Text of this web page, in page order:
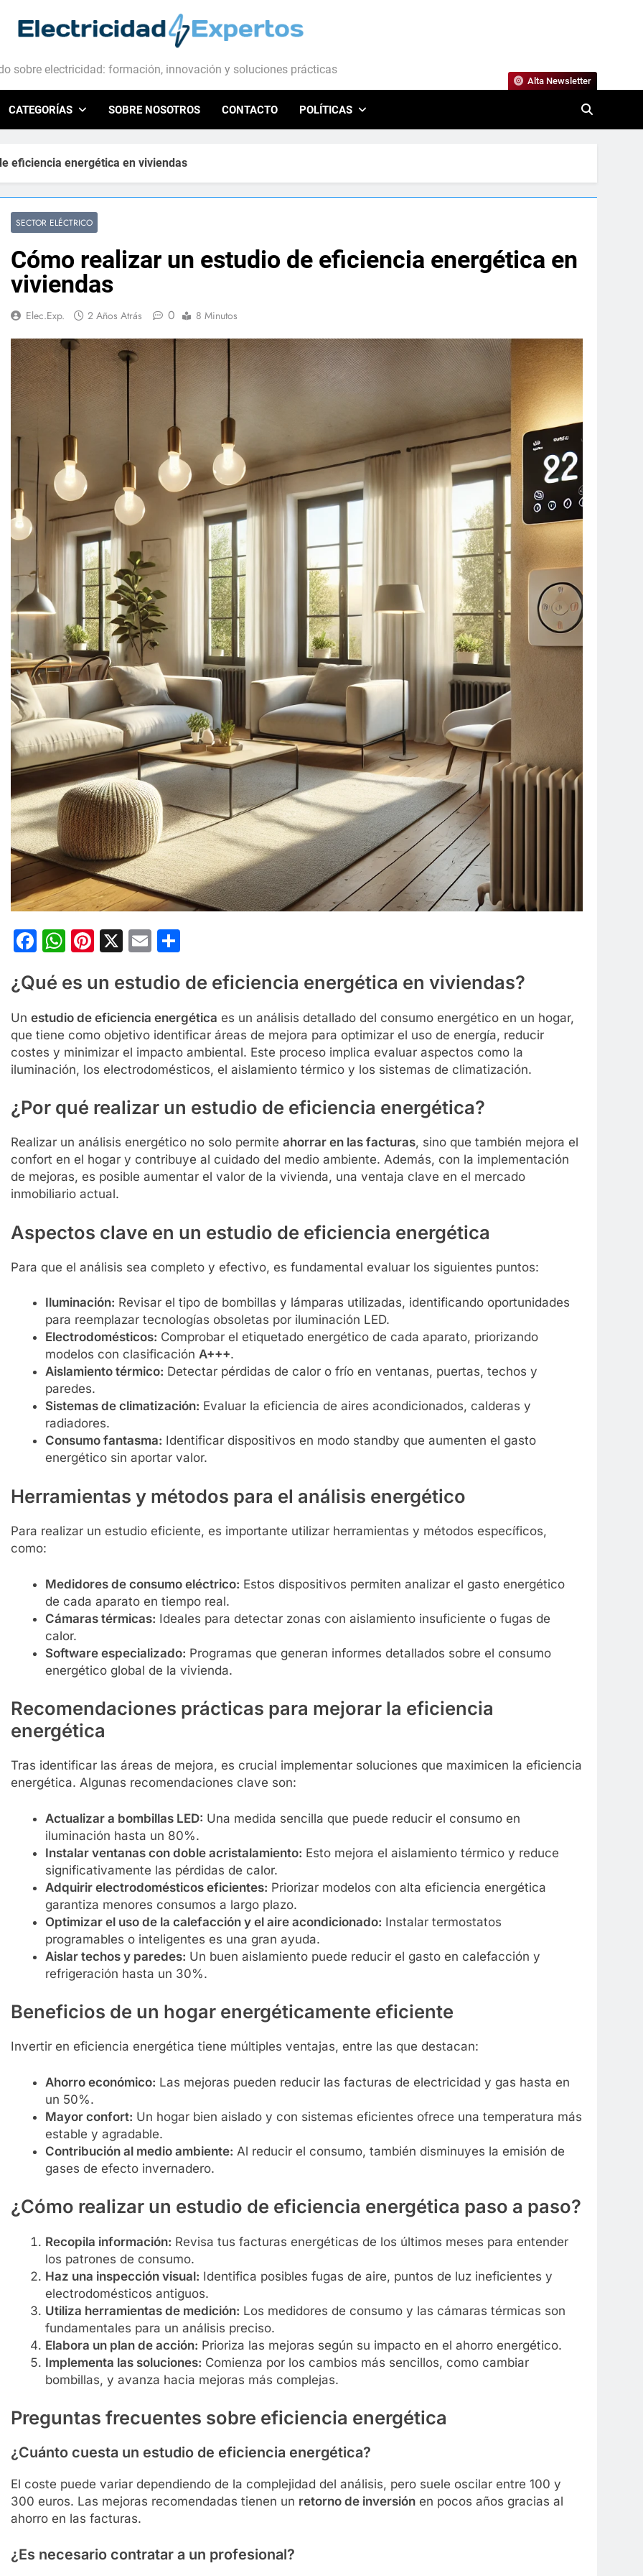
Expertos
sobre electricidad: formación, innovación y soluciones prácticas
CATEGORÍAS SOBRE NOSOTROS CONTACTO POLÍTICAS
Alta Newsletter
eficiencia energética en viviendas
seleccionar la mejor bombilla
para tu hogar
Instalación de detectores de humo y
CO inteligentes: seguridad en casa
reconocimiento facial en
2 Años Atrás
SECTOR ELÉCTRICO
Cómo realizar un estudio de eficiencia energética en
viviendas
Elec.Exp. 2 Años Atrás 0 8 Minutos
Facebook
WhatsApp
Pinterest
X EmailCompartir
¿Qué es un estudio de eficiencia energética en viviendas?
Un estudio de eficiencia energética es un análisis detallado del consumo energético en un hogar,
que tiene como objetivo identificar áreas de mejora para optimizar el uso de energía, reducir
costes y minimizar el impacto ambiental. Este proceso implica evaluar aspectos como la
iluminación, los electrodomésticos, el aislamiento térmico y los sistemas de climatización.
¿Por qué realizar un estudio de eficiencia energética?
Realizar un análisis energético no solo permite ahorrar en las facturas, sino que también mejora el
confort en el hogar y contribuye al cuidado del medio ambiente. Además, con la implementación
de mejoras, es posible aumentar el valor de la vivienda, una ventaja clave en el mercado
inmobiliario actual.
Aspectos clave en un estudio de eficiencia energética
Para que el análisis sea completo y efectivo, es fundamental evaluar los siguientes puntos:
Iluminación: Revisar el tipo de bombillas y lámparas utilizadas, identificando oportunidades
para reemplazar tecnologías obsoletas por iluminación LED.
Electrodomésticos: Comprobar el etiquetado energético de cada aparato, priorizando
modelos con clasificaciónA+++.
Aislamiento térmico: Detectar pérdidas de calor o frío en ventanas, puertas, techos y
paredes.
Sistemas de climatización: Evaluar la eficiencia de aires acondicionados, calderas y
radiadores.
Consumo fantasma: Identificar dispositivos en modo standby que aumenten el gasto
energético sin aportar valor.
Herramientas y métodos para el análisis energético
Para realizar un estudio eficiente, es importante utilizar herramientas y métodos específicos,
como:
Medidores de consumo eléctrico: Estos dispositivos permiten analizar el gasto energético
de cada aparato en tiempo real.
Cámaras térmicas: Ideales para detectar zonas con aislamiento insuficiente o fugas de
calor.
Software especializado: Programas que generan informes detallados sobre el consumo
energético global de la vivienda.
Recomendaciones prácticas para mejorar la eficiencia
energética
Tras identificar las áreas de mejora, es crucial implementar soluciones que maximicen la eficiencia
energética. Algunas recomendaciones clave son:
Actualizar a bombillas LED: Una medida sencilla que puede reducir el consumo en
iluminación hasta un 80%.
Instalar ventanas con doble acristalamiento: Esto mejora el aislamiento térmico y reduce
significativamente las pérdidas de calor.
Adquirir electrodomésticos eficientes: Priorizar modelos con alta eficiencia energética
garantiza menores consumos a largo plazo.
Optimizar el uso de la calefacción y el aire acondicionado: Instalar termostatos
programables o inteligentes es una gran ayuda.
Aislar techos y paredes: Un buen aislamiento puede reducir el gasto en calefacción y
refrigeración hasta un 30%.
Beneficios de un hogar energéticamente eficiente
Invertir en eficiencia energética tiene múltiples ventajas, entre las que destacan:
Ahorro económico: Las mejoras pueden reducir las facturas de electricidad y gas hasta en
un 50%.
Mayor confort: Un hogar bien aislado y con sistemas eficientes ofrece una temperatura más
estable y agradable.
Contribución al medio ambiente: Al reducir el consumo, también disminuyes la emisión de
gases de efecto invernadero.
¿Cómo realizar un estudio de eficiencia energética paso a paso?
Recopila información: Revisa tus facturas energéticas de los últimos meses para entender
los patrones de consumo.
Haz una inspección visual: Identifica posibles fugas de aire, puntos de luz ineficientes y
electrodomésticos antiguos.
Utiliza herramientas de medición: Los medidores de consumo y las cámaras térmicas son
fundamentales para un análisis preciso.
Elabora un plan de acción: Prioriza las mejoras según su impacto en el ahorro energético.
Implementa las soluciones: Comienza por los cambios más sencillos, como cambiar
bombillas, y avanza hacia mejoras más complejas.
Preguntas frecuentes sobre eficiencia energética
¿Cuánto cuesta un estudio de eficiencia energética?
El coste puede variar dependiendo de la complejidad del análisis, pero suele oscilar entre 100 y
300 euros. Las mejoras recomendadas tienen un retorno de inversiónen pocos años gracias al
ahorro en las facturas.
¿Es necesario contratar a un profesional?